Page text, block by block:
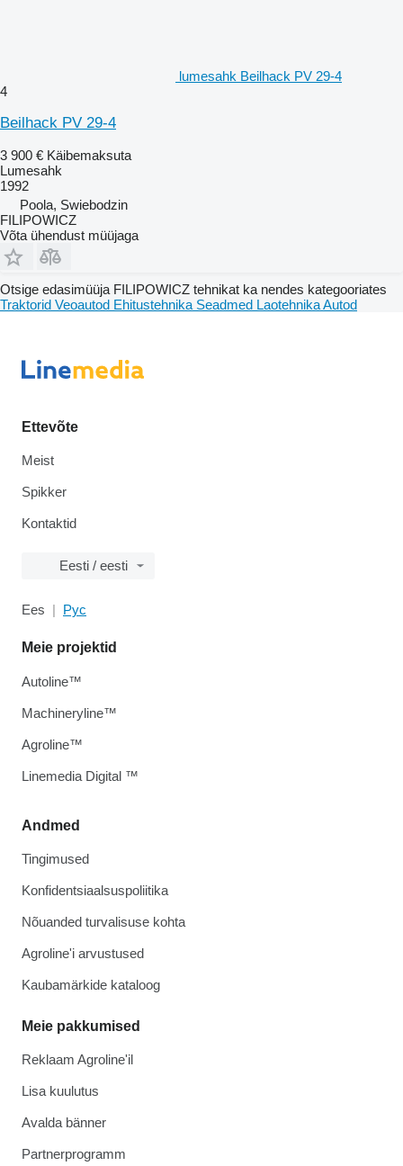
lumesahk Beilhack PV 29-4
4
Beilhack PV 29-4
3 900 € Käibemaksuta
Lumesahk
1992
Poola, Swiebodzin
FILIPOWICZ
Võta ühendust müüjaga
Otsige edasimüüja FILIPOWICZ tehnikat ka nendes kategooriates
Traktorid Veoautod Ehitustehnika Seadmed LaotehnikaAutod
Ettevõte
Meist
Spikker
Kontaktid
Eesti / eesti
Ees Рус
Andmed
Tingimused
Konfidentsiaalsuspoliitika
Nõuanded turvalisuse kohta
Agroline'i arvustused
Kaubamärkide kataloog
Meie pakkumised
Reklaam Agroline'il
Lisa kuulutus
Avalda bänner
Partnerprogramm
Meie projektid
Autoline™
Machineryline™
Agroline™
Linemedia Digital ™